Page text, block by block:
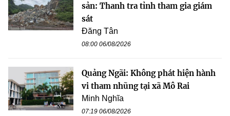
sản: Thanh tra tỉnh tham gia giám
sát
Đăng Tân
08:00 06/08/2026
Quảng Ngãi: Không phát hiện hành
vi tham nhũng tại xã Mô Rai
Minh Nghĩa
07:19 06/08/2026